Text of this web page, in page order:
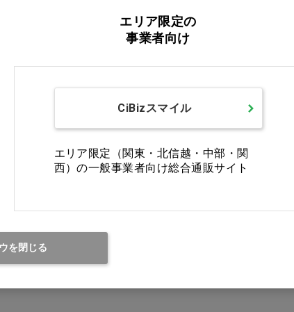
の100件 1
エリア限定の
事業者向け
CiBizスマイル
エリア限定（関東・北信越・中部・関
西）の一般事業者向け総合通販サイト
を閉じる